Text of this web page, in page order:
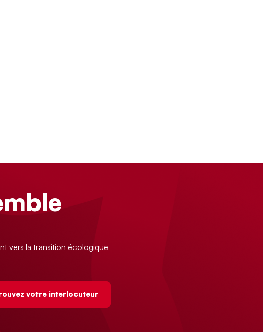
vers la transition écologique
votre interlocuteur